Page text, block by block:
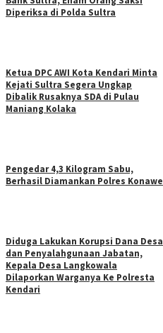
Diperiksa di Polda Sultra
Ketua DPC AWI Kota Kendari Minta
Kejati Sultra Segera Ungkap
Dibalik Rusaknya SDA di Pulau
Maniang Kolaka
Pengedar 4,3 Kilogram Sabu,
Berhasil Diamankan Polres Konawe
Diduga Lakukan Korupsi Dana Desa
dan Penyalahgunaan Jabatan,
Kepala Desa Langkowala
Dilaporkan Warganya Ke Polresta
Kendari